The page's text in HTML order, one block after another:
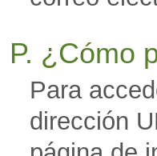
P. ¿Cómo
Para
dirección